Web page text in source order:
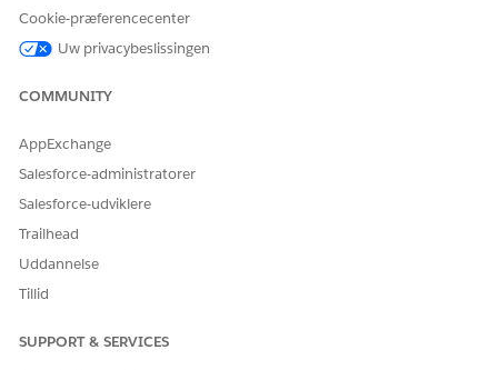
LØSTE DENNE ARTIKEL DIT PROBLEM?
Giv os besked, så vi kan forbedre os!
Cookie-præferencecenter
Uw privacybeslissingen
COMMUNITY
AppExchange
Salesforce-administratorer
Salesforce-udviklere
Trailhead
Uddannelse
Tillid
SUPPORT & SERVICES